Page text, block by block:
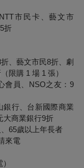
市民卡、藝文市
折
、藝文市民8折、劇
限購 1 場 1 張）
會員、NSO之友：9
銀行、台新國際商業
大商業銀行9折
65歲以上年長者
來電